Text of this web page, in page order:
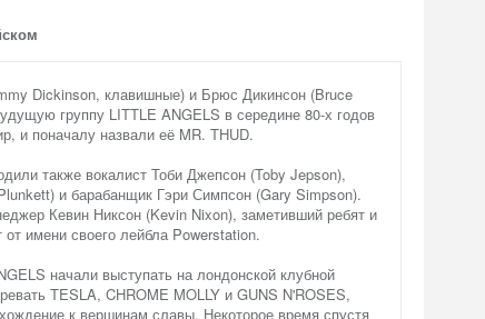
Dickinson, клавишные) и Брюс Дикинсон (Bruce
группу LITTLE ANGELS в середине 80-х годов
и поначалу назвали её MR. THUD.
также вокалист Тоби Джепсон (Toby Jepson),
и барабанщик Гэри Симпсон (Gary Simpson).
Кевин Никсон (Kevin Nixon), заметивший ребят и
имени своего лейбла Powerstation.
начали выступать на лондонской клубной
TESLA, CHROME MOLLY и GUNS N'ROSES,
к вершинам славы. Некоторое время спустя